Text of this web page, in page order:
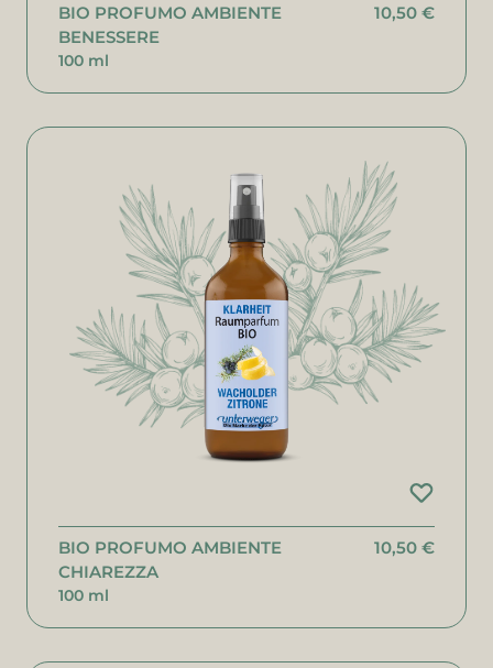
BIO PROFUMO AMBIENTE
BENESSERE
100 ml
10,50 €
BIO PROFUMO AMBIENTE
CHIAREZZA
100 ml
10,50 €